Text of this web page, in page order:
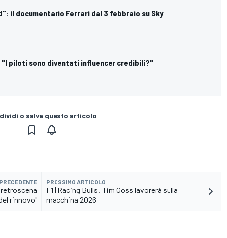
il documentario Ferrari dal 3 febbraio su Sky
"I piloti sono diventati influencer credibili?"
o salva questo articolo
rinnovo"
PROSSIMO ARTICOLO
F1 | Racing Bulls: Tim Goss lavorerà sulla
macchina 2026